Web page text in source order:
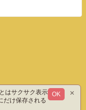
はサクサク表示
だけ保存される
OK ×